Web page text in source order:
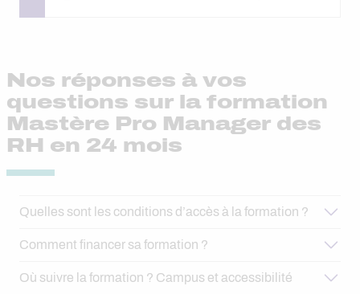
Nos réponses à vos
questions sur la formation
Mastère Pro Manager des
RH en 24 mois
Quelles sont les conditions d’accès à la formation ?
Comment financer sa formation ?
Où suivre la formation ? Campus et accessibilité